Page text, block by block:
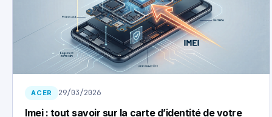
ACER 29/03/2026
Imei : tout savoir sur la carte d’identité de votre